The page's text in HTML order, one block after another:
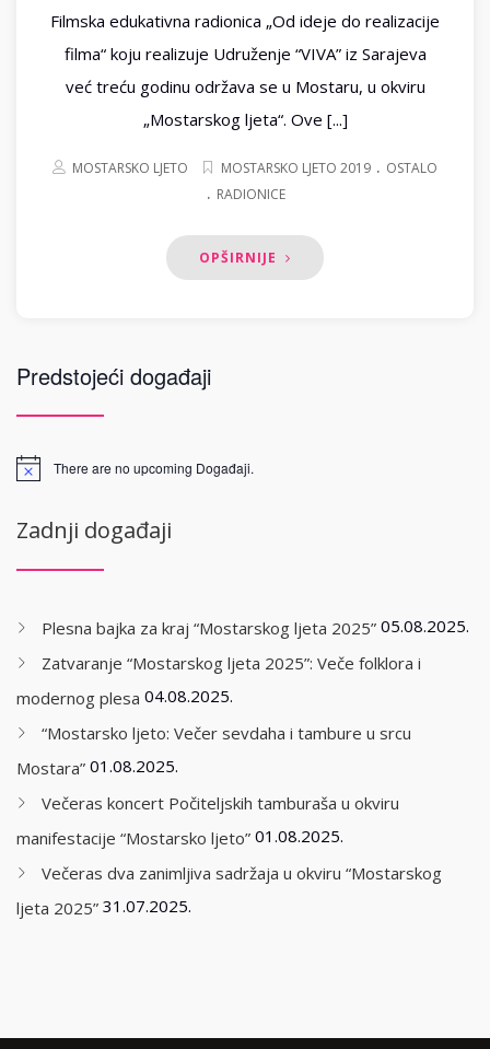
Filmska edukativna radionica „Od ideje do realizacije
filma“ koju realizuje Udruženje “VIVA” iz Sarajeva
već treću godinu održava se u Mostaru, u okviru
„Mostarskog ljeta“. Ove [...]
MOSTARSKO LJETO MOSTARSKO LJETO 2019 . OSTALO
. RADIONICE
OPŠIRNIJE
Predstojeći događaji
There are no upcoming Događaji.
Zadnji događaji
Plesna bajka za kraj “Mostarskog ljeta 2025” 05.08.2025.
Zatvaranje “Mostarskog ljeta 2025”: Veče folklora i
modernog plesa 04.08.2025.
“Mostarsko ljeto: Večer sevdaha i tambure u srcu
Mostara” 01.08.2025.
Večeras koncert Počiteljskih tamburaša u okviru
manifestacije “Mostarsko ljeto” 01.08.2025.
Večeras dva zanimljiva sadržaja u okviru “Mostarskog
ljeta 2025” 31.07.2025.